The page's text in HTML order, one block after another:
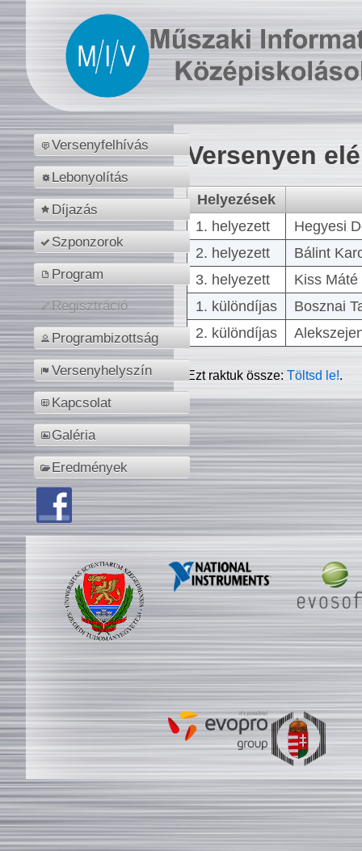
Versenyfelhívás
Lebonyolítás
Díjazás
Szponzorok
Program
Regisztráció
Programbizottság
Versenyhelyszín
Kapcsolat
Galéria
Eredmények
Versenyen
Helyezések
1. helyezett
Hegyesi
2. helyezett
Bálint
3. helyezett
Kiss
1. különdíjas
Bosznai
2. különdíjas
Ezt raktuk össze:Töltsd le!.